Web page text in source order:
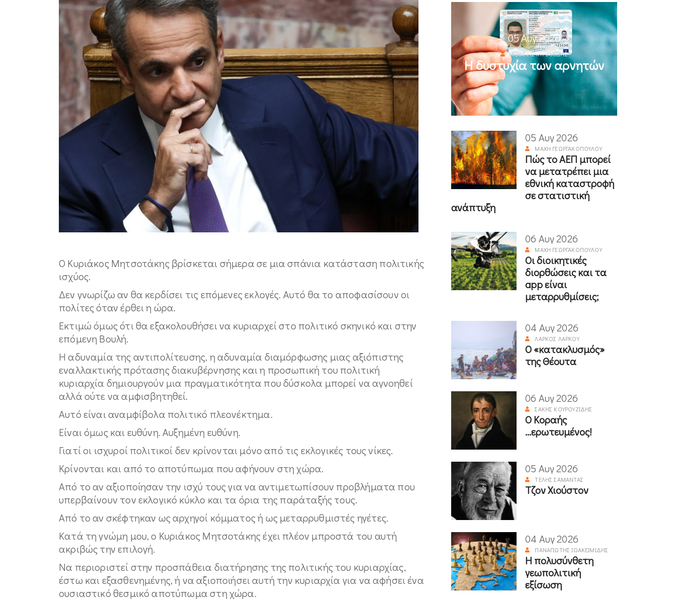
Ο Κυριάκος Μητσοτάκης βρίσκεται σήμερα σε μια σπάνια κατάσταση πολιτικής
ισχύος.
Δεν γνωρίζω αν θα κερδίσει τις επόμενες εκλογές. Αυτό θα το αποφασίσουν οι
πολίτες όταν έρθει η ώρα.
Εκτιμώ όμως ότι θα εξακολουθήσει να κυριαρχεί στο πολιτικό σκηνικό και στην
επόμενη Βουλή.
Η αδυναμία της αντιπολίτευσης, η αδυναμία διαμόρφωσης μιας αξιόπιστης
εναλλακτικής πρότασης διακυβέρνησης και η προσωπική του πολιτική
κυριαρχία δημιουργούν μια πραγματικότητα που δύσκολα μπορεί να αγνοηθεί
αλλά ούτε να αμφισβητηθεί.
Αυτό είναι αναμφίβολα πολιτικό πλεονέκτημα.
Είναι όμως και ευθύνη. Αυξημένη ευθύνη.
Γιατί οι ισχυροί πολιτικοί δεν κρίνονται μόνο από τις εκλογικές τους νίκες.
Κρίνονται και από το αποτύπωμα που αφήνουν στη χώρα.
Από το αν αξιοποίησαν την ισχύ τους για να αντιμετωπίσουν προβλήματα που
υπερβαίνουν τον εκλογικό κύκλο και τα όρια της παράταξής τους.
Από το αν σκέφτηκαν ως αρχηγοί κόμματος ή ως μεταρρυθμιστές ηγέτες.
Κατά τη γνώμη μου, ο Κυριάκος Μητσοτάκης έχει πλέον μπροστά του αυτή
ακριβώς την επιλογή.
Να περιοριστεί στην προσπάθεια διατήρησης της πολιτικής του κυριαρχίας,
έστω και εξασθενημένης, ή να αξιοποιήσει αυτή την κυριαρχία για να αφήσει ένα
ουσιαστικό θεσμικό αποτύπωμα στη χώρα.
05 Αυγ 2026
ΜΙΧΆΛΗΣ ΚΥΡΙΑΚΊΔΗΣ
Η δυστυχία των αρνητών
05 Αυγ 2026
ΜΆΧΗ ΓΕΩΡΓΑΚΟΠΟΎΛΟΥ
Πώς το ΑΕΠ μπορεί
να μετατρέπει μια
εθνική καταστροφή
σε στατιστική
ανάπτυξη
06 Αυγ 2026
ΜΆΧΗ ΓΕΩΡΓΑΚΟΠΟΎΛΟΥ
Οι διοικητικές
διορθώσεις και τα
app είναι
μεταρρυθμίσεις;
04 Αυγ 2026
ΛΆΡΚΟΣ ΛΆΡΚΟΥ
Ο «κατακλυσμός»
της Θέουτα
06 Αυγ 2026
ΣΆΚΗΣ ΚΟΥΡΟΥΖΊΔΗΣ
Ο Κοραής
...ερωτευμένος!
05 Αυγ 2026
ΤΈΛΗΣ ΣΑΜΑΝΤΆΣ
Τζον Χιούστον
04 Αυγ 2026
ΠΑΝΑΓΙΏΤΗΣ ΙΩΑΚΕΙΜΊΔΗΣ
Η πολυσύνθετη
γεωπολιτική
εξίσωση